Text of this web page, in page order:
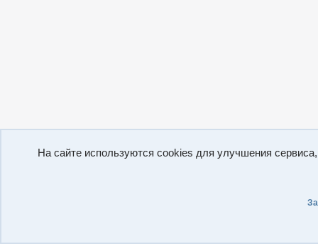
На сайте используются cookies для улучшения